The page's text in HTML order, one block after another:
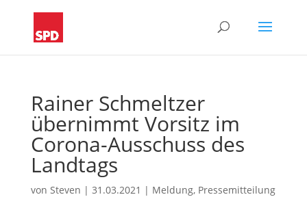
Rainer Schmeltzer
übernimmt Vorsitz im
Corona-Ausschuss des
Landtags
von Steven | 31.03.2021 | Meldung, Pressemitteilung